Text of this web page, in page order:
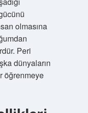
olmasına
Peri
dünyaların
öğrenmeye